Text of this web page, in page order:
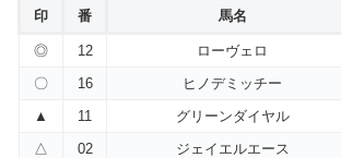
印 番 馬名
◎ 12 ローヴェロ
〇
16 ヒノデミッチー
▲
11 グリーンダイヤル
△
02 ジェイエルエース